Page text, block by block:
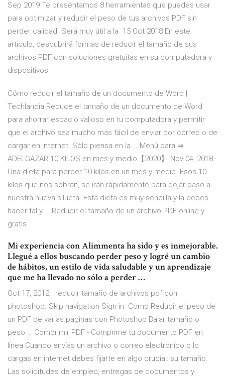
Sep 2019 Te presentamos 8 herramientas que puedes usar
para optimizar y reducir el peso de tus archivos PDF sin
perder calidad. Será muy útil a la 15 Oct 2018 En este
artículo, descubrirá formas de reducir el tamaño de sus
archivos PDF con soluciones gratuitas en su computadora y
dispositivos
Cómo reducir el tamaño de un documento de Word |
Techlandia Reduce el tamaño de un documento de Word
para ahorrar espacio valioso en tu computadora y permitir
que el archivo sea mucho más fácil de enviar por correo o de
cargar en Internet. Sólo piensa en la … Menú para ⇒
ADELGAZAR 10 KILOS en mes y medio【2020】 Nov 04, 2018 ·
Una dieta para perder 10 kilos en un mes y medio. Esos 10
kilos que nos sobran, se irán rápidamente para dejar paso a
nuestra nueva silueta. Esta dieta es muy sencilla y la debes
hacer tal y … Reducir el tamaño de un archivo PDF online y
gratis
Mi experiencia con Alimmenta ha sido y es inmejorable.
Llegué a ellos buscando perder peso y logré un cambio
de hábitos, un estilo de vida saludable y un aprendizaje
que me ha llevado no sólo a perder …
Oct 17, 2012 · reducir tamaño de archivos pdf con
photoshop. Skip navigation Sign in. Còmo Reducir el peso de
un PDF de varias páginas con Photoshop Bajar tamaño o
peso … Comprimir PDF - Comprime tu documento PDF en
línea Cuando envías un archivo o correo electrónico o lo
cargas en internet debes fijarte en algo crucial: su tamaño.
Las solicitudes de empleo, entregas de documentos y